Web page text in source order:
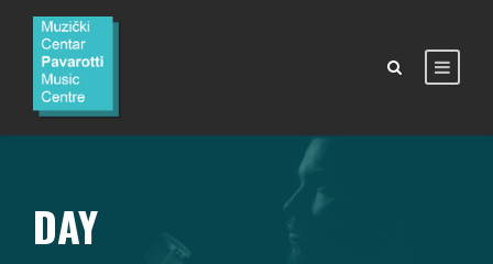
DAY